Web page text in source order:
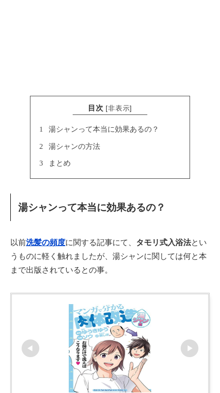
目次 [非表示]
1 湯シャンって本当に効果あるの？
2 湯シャンの方法
3 まとめ
湯シャンって本当に効果あるの？
以前洗髪の頻度に関する記事にて、 タモリ式入浴法とい
うものに軽く触れましたが、湯シャンに関しては何と本
まで出版されているとの事。